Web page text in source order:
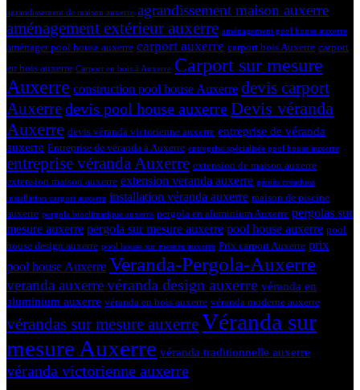
agrandissement de maison auxerre agrandissement maison auxerre
aménagement extérieur auxerre aménagement pool house auxerre
aménager pool house auxerre carport auxerre carport bois Auxerre carport
en bois auxerre Carport en bois à Auxerre Carport sur mesure
Auxerre construction pool house Auxerre devis carport
Auxerredevis pool house auxerreDevis véranda
Auxerre devis véranda victorienne auxerre entreprise de véranda
auxerre Entreprise de véranda à Auxerre entreprise spécialisée pool house auxerre
entreprise véranda Auxerre extension de maison auxerre
extension maison auxerre extension veranda auxerre géniès créations
installation carport auxerre installation véranda auxerre maison de piscine
auxerre pergola bioclimatique auxerre pergola en aluminium Auxerre pergolas sur
mesure auxerre pergola sur mesure auxerre pool house auxerre pool
house design auxerre pool house sur mesure auxerre Prix carport Auxerre prix
pool house Auxerre Veranda-Pergola-Auxerre
veranda auxerrevéranda design auxerre véranda en
aluminium auxerre véranda en bois auxerre véranda moderne auxerre
vérandas sur mesure auxerreVéranda sur
mesure Auxerre véranda traditionnelle auxerre
véranda victorienne auxerre